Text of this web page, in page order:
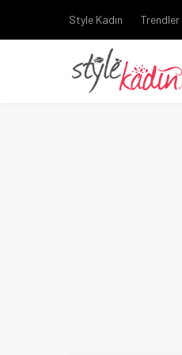
Style Kadın Trendler